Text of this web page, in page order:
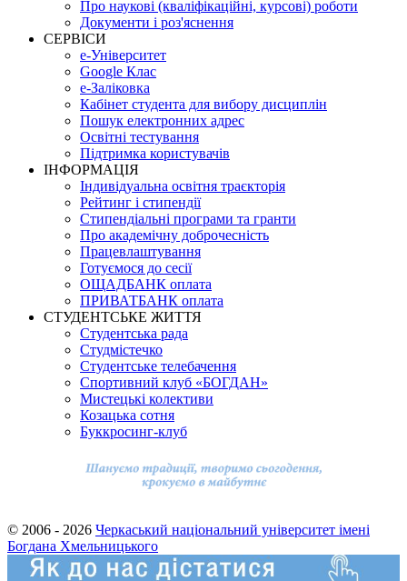
Про наукові (кваліфікаційні, курсові) роботи
Документи і роз'яснення
СЕРВІСИ
е-Університет
Google Клас
е-Заліковка
Кабінет студента для вибору дисциплін
Пошук електронних адрес
Освітні тестування
Підтримка користувачів
ІНФОРМАЦІЯ
Індивідуальна освітня траєкторія
Рейтинг і стипендії
Стипендіальні програми та гранти
Про академічну доброчесність
Працевлаштування
Готуємося до сесії
ОЩАДБАНК оплата
ПРИВАТБАНК оплата
СТУДЕНТСЬКЕ ЖИТТЯ
Студентська рада
Студмістечко
Студентське телебачення
Спортивний клуб «БОГДАН»
Мистецькі колективи
Козацька сотня
Буккросинг-клуб
© 2006 - 2026 Черкаський національний університет імені
Богдана Хмельницького